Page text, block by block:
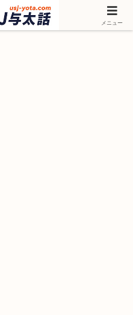
ーワールド アトラクションなどユニ
集しています
メニュー